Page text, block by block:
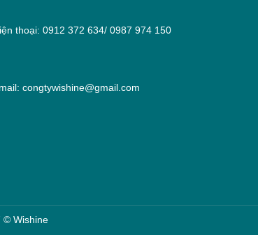
thoại: 0912 372 634/ 0987 974 150
congtywishine@gmail.com
© Wishine